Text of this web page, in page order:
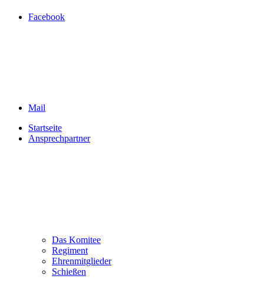
Facebook
Mail
Startseite
Ansprechpartner
Das Komitee
Regiment
Ehrenmitglieder
Schießen